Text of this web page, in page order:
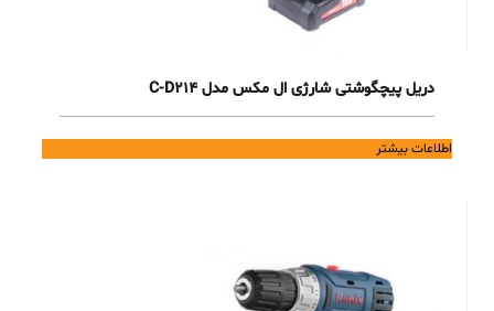
دریل پیچگوشتی شارژی ال مکس مدل C-D214
اطلاعات بیشتر